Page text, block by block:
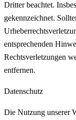
Dritter beachtet.
gekennzeichnet.
entsprechenden
Rechtsverletzungen
entfernen.
Datenschutz
Die Nutzung unserer